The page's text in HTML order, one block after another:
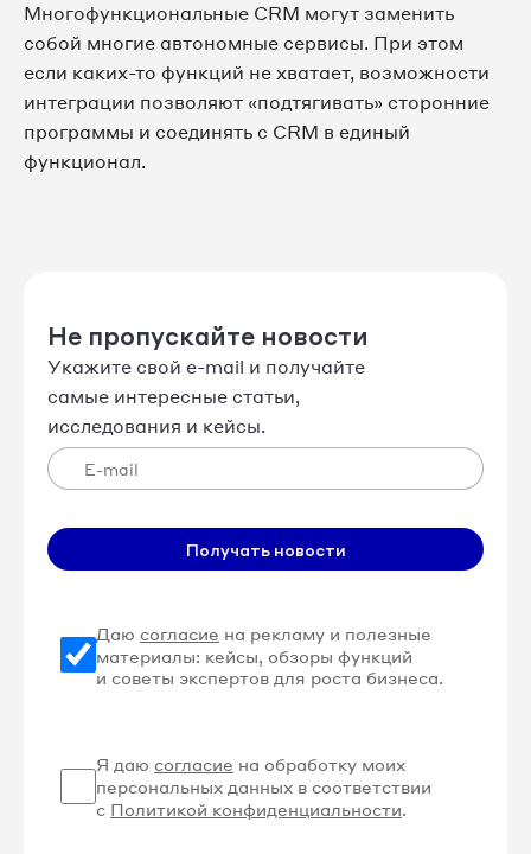
Многофункциональные CRM могут заменить
собой многие автономные сервисы. При этом
если каких-то функций не хватает, возможности
интеграции позволяют «подтягивать» сторонние
программы и соединять с CRM в единый
функционал.
Не пропускайте новости
Укажите свой e-mail и получайте
самые интересные статьи,
исследования и кейсы.
Получать новости
Даю согласие на рекламу и полезные
материалы: кейсы, обзоры функций
и советы экспертов для роста бизнеса.
Я даю согласие на обработку моих
персональных данных в соответствии
с Политикой конфиденциальности.